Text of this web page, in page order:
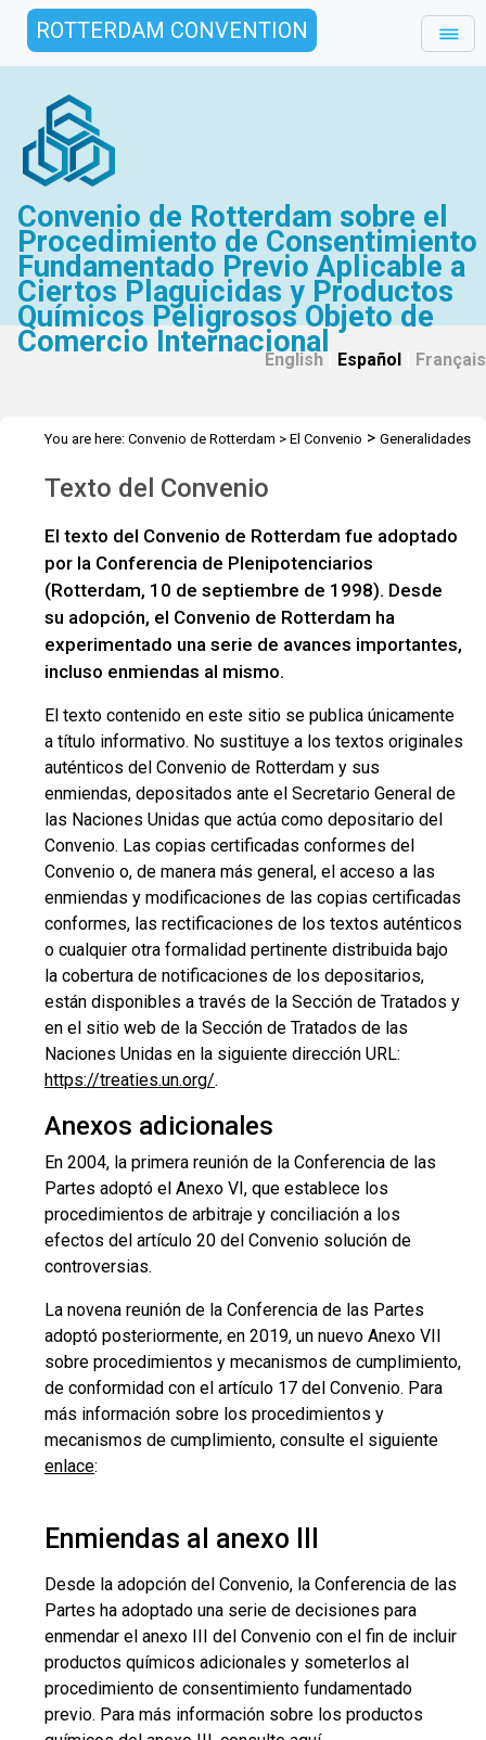
ROTTERDAM CONVENTION
Convenio de Rotterdam sobre el
Procedimiento de Consentimiento
Fundamentado Previo Aplicable a
Ciertos Plaguicidas y Productos
Químicos Peligrosos Objeto de
Comercio Internacional
English Español Français
You are here: Convenio de Rotterdam > El Convenio > Generalidades
Texto del Convenio
El texto del Convenio de Rotterdam fue adoptado
por la Conferencia de Plenipotenciarios
(Rotterdam, 10 de septiembre de 1998). Desde
su adopción, el Convenio de Rotterdam ha
experimentado una serie de avances importantes,
incluso enmiendas al mismo.
El texto contenido en este sitio se publica únicamente
a título informativo. No sustituye a los textos originales
auténticos del Convenio de Rotterdam y sus
enmiendas, depositados ante el Secretario General de
las Naciones Unidas que actúa como depositario del
Convenio. Las copias certificadas conformes del
Convenio o, de manera más general, el acceso a las
enmiendas y modificaciones de las copias certificadas
conformes, las rectificaciones de los textos auténticos
o cualquier otra formalidad pertinente distribuida bajo
la cobertura de notificaciones de los depositarios,
están disponibles a través de la Sección de Tratados y
en el sitio web de la Sección de Tratados de las
Naciones Unidas en la siguiente dirección URL:
https://treaties.un.org/.
Anexos adicionales
En 2004, la primera reunión de la Conferencia de las
Partes adoptó el Anexo VI, que establece los
procedimientos de arbitraje y conciliación a los
efectos del artículo 20 del Convenio solución de
controversias.
La novena reunión de la Conferencia de las Partes
adoptó posteriormente, en 2019, un nuevo Anexo VII
sobre procedimientos y mecanismos de cumplimiento,
de conformidad con el artículo 17 del Convenio. Para
más información sobre los procedimientos y
mecanismos de cumplimiento, consulte el siguiente
enlace:
Enmiendas al anexo III
Desde la adopción del Convenio, la Conferencia de las
Partes ha adoptado una serie de decisiones para
enmendar el anexo III del Convenio con el fin de incluir
productos químicos adicionales y someterlos al
procedimiento de consentimiento fundamentado
previo. Para más información sobre los productos